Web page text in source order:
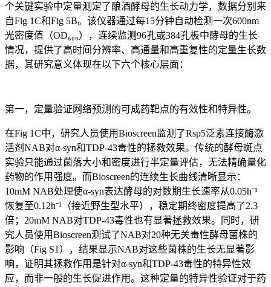
个关键实验中定量测定了酿酒酵母的生长动力学，数据分别来
自Fig 1C和Fig 5B。该仪器通过每15分钟自动检测一次600nm
光密度值（OD₆₀₀），连续监测96孔或384孔板中酵母的生长
情况，提供了高时间分辨率、高通量和高重复性的定量生长数
据，其研究意义体现在以下六个核心层面：
第一，定量验证网络预测的可成药靶点的有效性和特异性。
在Fig 1C中，研究人员使用Bioscreen监测了Rsp5泛素连接酶激
活剂NAB对α-syn和TDP-43毒性的拯救效果。传统的酵母斑点
实验只能通过菌落大小和密度进行半定量评估，无法精确量化
药物的作用强度。而Bioscreen的连续生长曲线清晰显示：
10mM NAB处理使α-syn表达酵母的对数期生长速率从0.05h⁻¹
恢复至0.12h⁻¹（接近野生型水平），稳定期终密度提高了2.3
倍；20mM NAB对TDP-43毒性也有显著拯救效果。同时，研
究人员使用Bioscreen测试了NAB对20种无关毒性酵母菌株的
影响（Fig S1），结果显示NAB对这些菌株的生长无显著影
响，证明其拯救作用是针对α-syn和TDP-43毒性的特异性效
应，而非一般的生长促进作用。这种定量的特异性验证对于药